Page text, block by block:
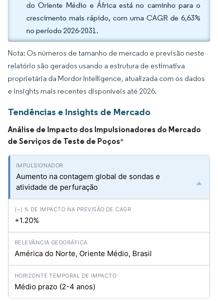
do Oriente Médio e África está no caminho para o
crescimento mais rápido, com uma CAGR de 6,63%
no período 2026-2031.
Nota: Os números de tamanho de mercado e previsão neste
relatório são gerados usando a estrutura de estimativa
proprietária da Mordor Intelligence, atualizada com os dados
e insights mais recentes disponíveis até 2026.
Tendências e Insights de Mercado
Análise de Impacto dos Impulsionadores do Mercado
de Serviços de Teste de Poços*
Aumento na contagem global de sondas e
atividade de perfuração
+1.20%
América do Norte, Oriente Médio, Brasil
Médio prazo (2-4 anos)